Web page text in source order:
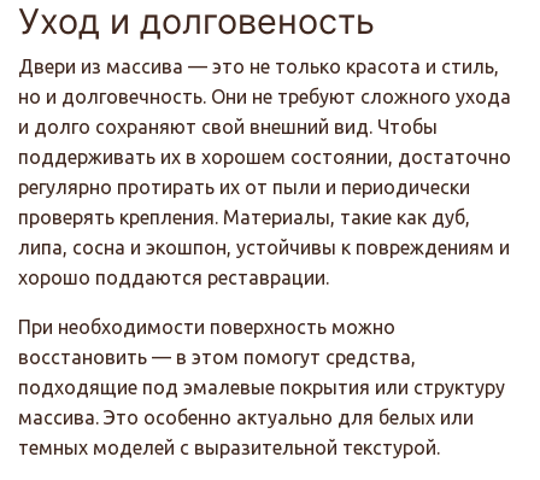
Уход и долговеность
Двери из массива — это не только красота и стиль,
но и долговечность. Они не требуют сложного ухода
и долго сохраняют свой внешний вид. Чтобы
поддерживать их в хорошем состоянии, достаточно
регулярно протирать их от пыли и периодически
проверять крепления. Материалы, такие как дуб,
липа, сосна и экошпон, устойчивы к повреждениям и
хорошо поддаются реставрации.
При необходимости поверхность можно
восстановить — в этом помогут средства,
подходящие под эмалевые покрытия или структуру
массива. Это особенно актуально для белых или
темных моделей с выразительной текстурой.